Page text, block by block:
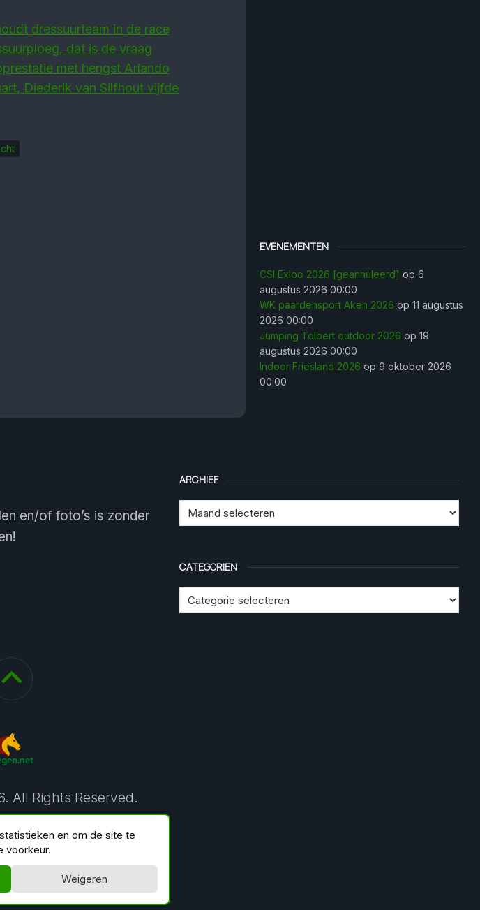
dressuurteam in de race
dat is de vraag
met hengst Arlando
Diederik van Silfhout vijfde
EVENEMENTEN
CSI Exloo 2026 [geannuleerd] op 6
augustus 2026 00:00
WK paardensport Aken 2026 op 11 augustus
2026 00:00
Jumping Tolbert outdoor 2026 op 19
augustus 2026 00:00
Indoor Friesland 2026 op 9 oktober 2026
00:00
en/of foto’s is zonder
ARCHIEF
CATEGORIEN
All Rights Reserved.
en om de site te
voorkeur.
Weigeren